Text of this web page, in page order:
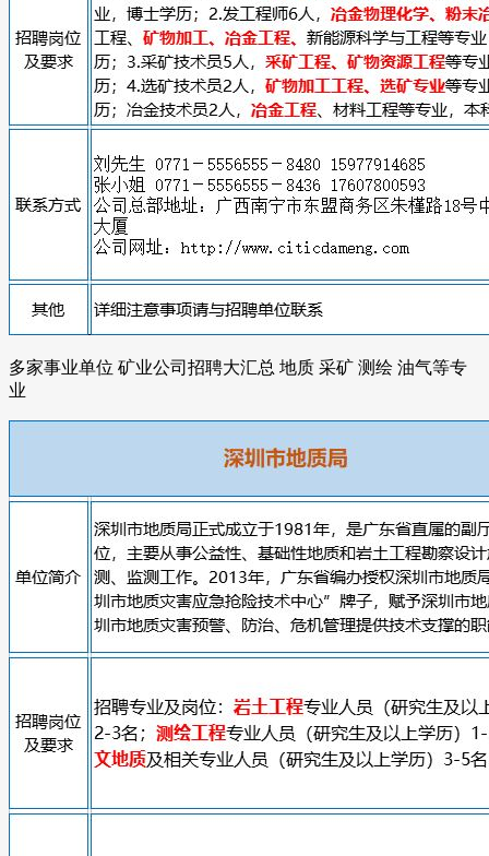
多家事业单位 矿业公司招聘大汇总 地质 采矿 测绘 油气等专
业